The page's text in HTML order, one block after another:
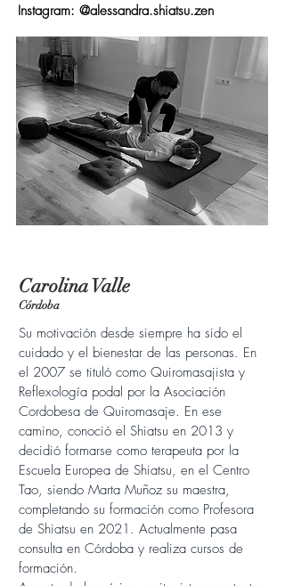
Instagram: @alessandra.shiatsu.zen
CarolinaValle
Córdoba
Su motivación desde siempre ha sido el
cuidado y el bienestar de las personas. En
el 2007 se tituló como Quiromasajista y
Reflexología podal por la Asociación
Cordobesa de Quiromasaje. En ese
camino, conoció el Shiatsu en 2013 y
decidió formarse como terapeuta por la
Escuela Europea de Shiatsu, en el Centro
Tao, siendo Marta Muñoz su maestra,
completando su formación como Profesora
de Shiatsu en 2021. Actualmente pasa
consulta en Córdoba y realiza cursos de
formación.